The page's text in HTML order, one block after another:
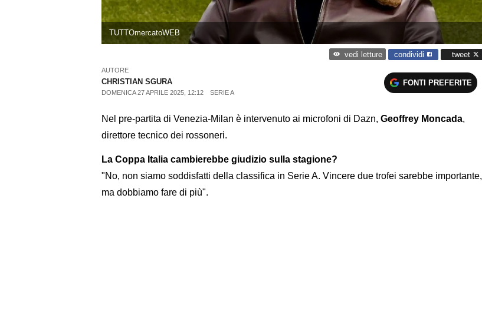
TUTTOmercatoWEB
vedi letture condividi tweet
AUTORE
CHRISTIAN SGURA
DOMENICA 27 APRILE 2025, 12:12 SERIE A
FONTI PREFERITE
Nel pre-partita di Venezia-Milan è intervenuto ai microfoni di Dazn, Geoffrey Moncada,
direttore tecnico dei rossoneri.
La Coppa Italia cambierebbe giudizio sulla stagione?
"No, non siamo soddisfatti della classifica in Serie A. Vincere due trofei sarebbe importante,
ma dobbiamo fare di più".